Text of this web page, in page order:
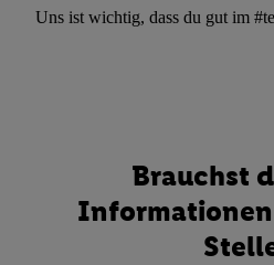
Uns ist wichtig, dass du gut im
Brauchst